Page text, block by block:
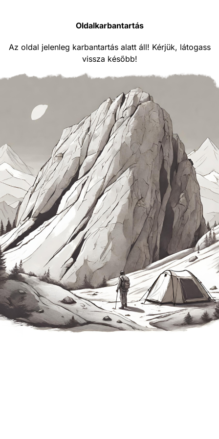
Oldalkarbantartás
Az oldal jelenleg karbantartás alatt áll! Kérjük, látogass
vissza később!